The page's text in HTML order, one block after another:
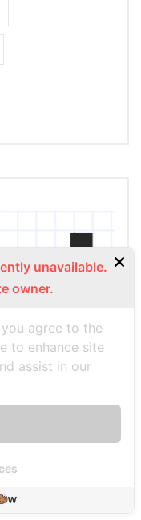
unavailable.
owner.
agree to the
to enhance site
assist in our